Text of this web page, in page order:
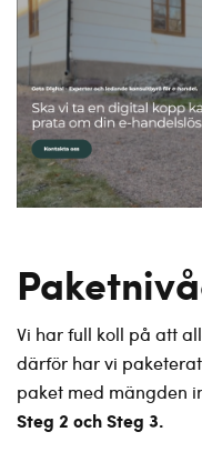
Vi har full koll på att
därför har vi
paket med mängden
Steg 2 och Steg 3.